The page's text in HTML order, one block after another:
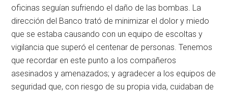
oficinas seguían sufriendo el daño de las bombas. La
dirección del Banco trató de minimizar el dolor y miedo
que se estaba causando con un equipo de escoltas y
vigilancia que superó el centenar de personas. Tenemos
que recordar en este punto a los compañeros
asesinados y amenazados; y agradecer a los equipos de
seguridad que, con riesgo de su propia vida, cuidaban de